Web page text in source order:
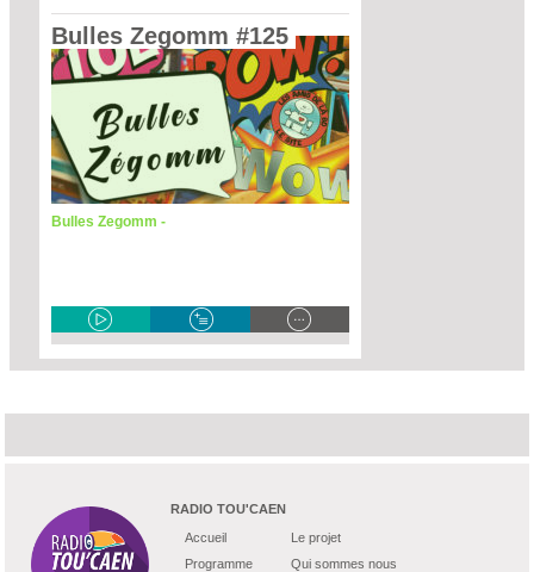
Bulles Zegomm #125
Bulles Zegomm -
RADIO TOU'CAEN
Accueil
Programme
Le projet
Qui sommes nous